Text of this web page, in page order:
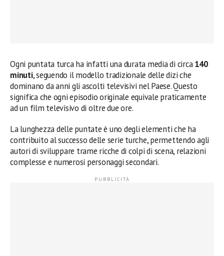
Ogni puntata turca ha infatti una durata media di circa140
minuti, seguendo il modello tradizionale delle dizi che
dominano da anni gli ascolti televisivi nel Paese. Questo
significa che ogni episodio originale equivale praticamente
ad un film televisivo di oltre due ore.
La lunghezza delle puntate è uno degli elementi che ha
contribuito al successo delle serie turche, permettendo agli
autori di sviluppare trame ricche di colpi di scena, relazioni
complesse e numerosi personaggi secondari.